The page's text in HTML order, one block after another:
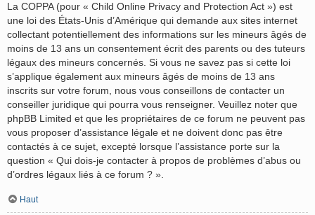
La COPPA (pour « Child Online Privacy and Protection Act ») est
une loi des États-Unis d’Amérique qui demande aux sites internet
collectant potentiellement des informations sur les mineurs âgés de
moins de 13 ans un consentement écrit des parents ou des tuteurs
légaux des mineurs concernés. Si vous ne savez pas si cette loi
s’applique également aux mineurs âgés de moins de 13 ans
inscrits sur votre forum, nous vous conseillons de contacter un
conseiller juridique qui pourra vous renseigner. Veuillez noter que
phpBB Limited et que les propriétaires de ce forum ne peuvent pas
vous proposer d’assistance légale et ne doivent donc pas être
contactés à ce sujet, excepté lorsque l’assistance porte sur la
question « Qui dois-je contacter à propos de problèmes d’abus ou
d’ordres légaux liés à ce forum ? ».
Haut